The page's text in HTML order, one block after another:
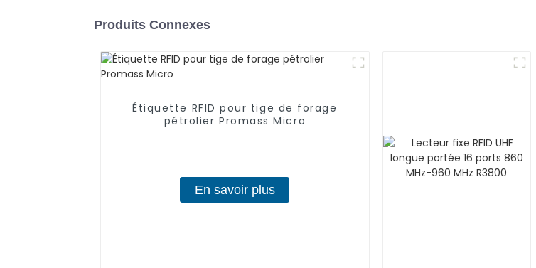
Produits Connexes
Étiquette RFID pour tige de forage
pétrolier Promass Micro
En savoir plus